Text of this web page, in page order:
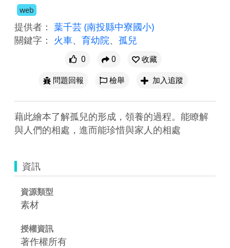
web
提供者： 葉千芸 (南投縣中寮國小)
關鍵字：
火車、 育幼院、 孤兒
0 0
收藏
問題回報
檢舉 加入追蹤
藉此繪本了解孤兒的形成，領養的過程。能瞭解
與人們的相處，進而能珍惜與家人的相處
資訊
資源類型
素材
授權資訊
著作權所有